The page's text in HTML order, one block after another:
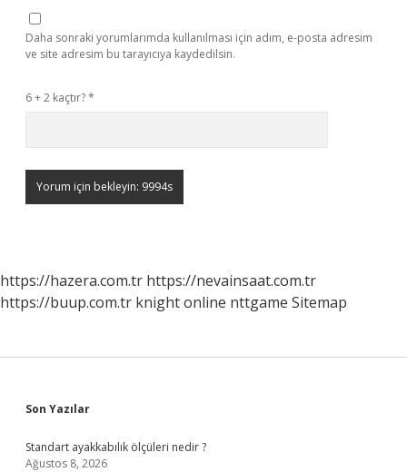
Daha sonraki yorumlarımda kullanılması için adım, e-posta adresim
ve site adresim bu tarayıcıya kaydedilsin.
6 + 2 kaçtır?*
https://hazera.com.tr https://nevainsaat.com.tr
https://buup.com.tr knight online nttgame Sitemap
Sidebar
Son Yazılar
Standart ayakkabılık ölçüleri nedir ?
Ağustos 8, 2026